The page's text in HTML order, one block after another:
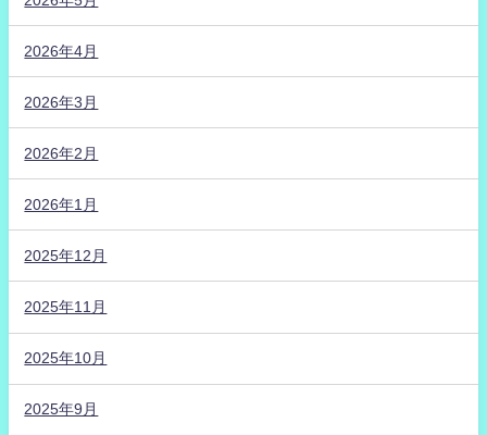
2026年4月
2026年3月
2026年2月
2026年1月
2025年12月
2025年11月
2025年10月
2025年9月